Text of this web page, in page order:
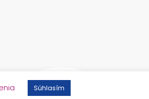
Súhlasím